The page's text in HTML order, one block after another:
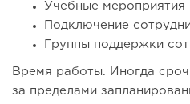
Учебные мероприятия
Подключение
Группы поддержки
Время работы. Иногда
за пределами